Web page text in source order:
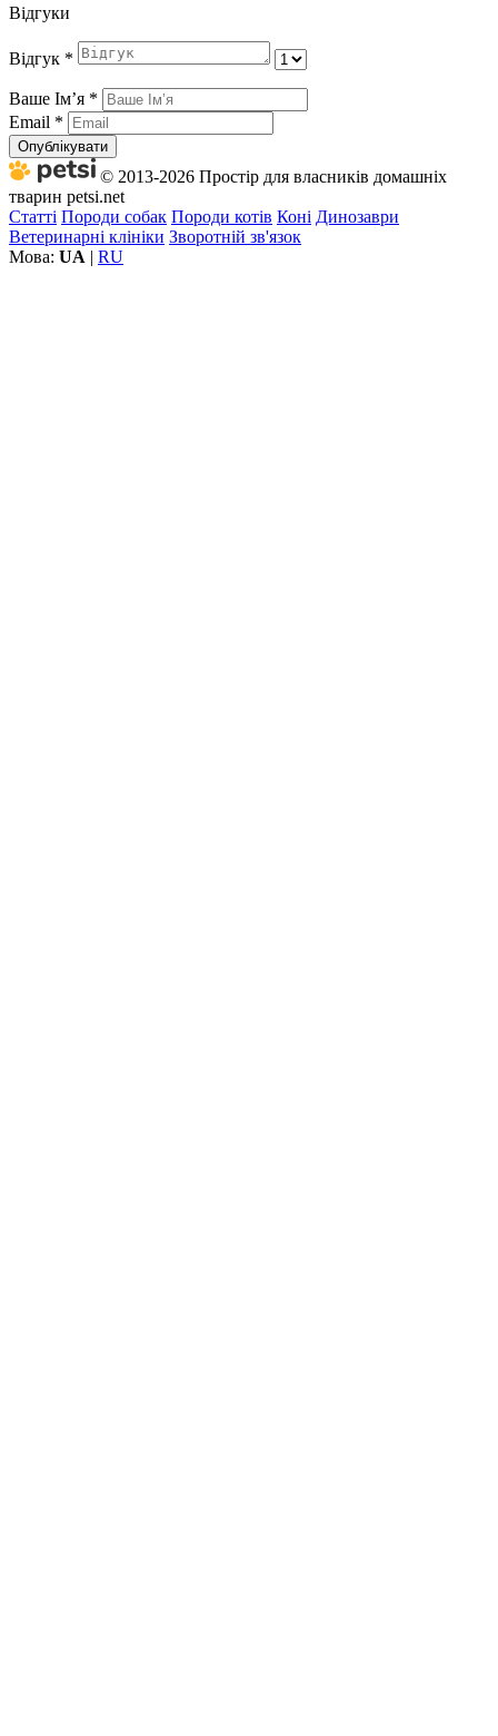
Відгуки
Відгук *
Ваше Імʼя *
Email *
Опублікувати
© 2013-2026 Простір для власників домашніх
тварин petsi.net
Статті Породи собак Породи котів Коні Динозаври
Ветеринарні клініки Зворотній зв'язок
Мова: UA | RU